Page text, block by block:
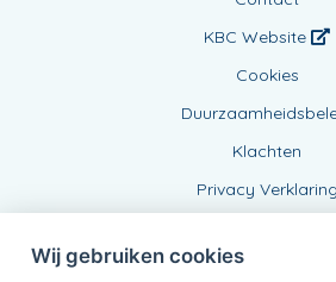
KBC Website
Cookies
Klachten
Privacy Verklaring
Wij gebruiken cookies